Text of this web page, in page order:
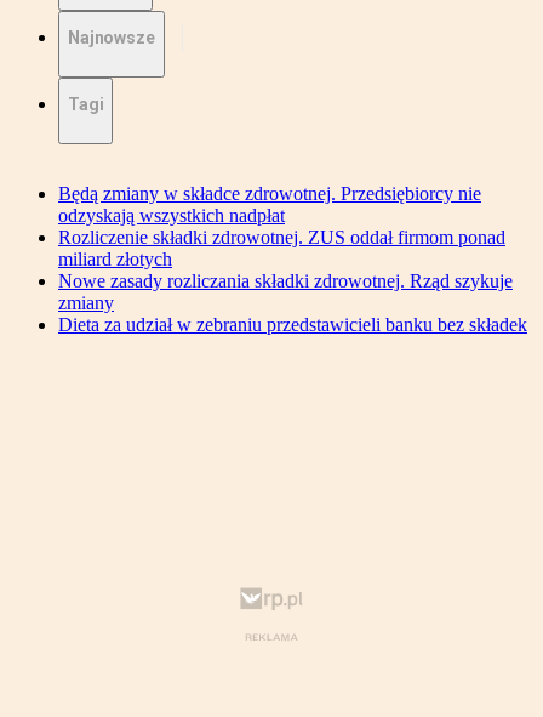
Najnowsze
Tagi
Będą zmiany w składce zdrowotnej. Przedsiębiorcy nie
odzyskają wszystkich nadpłat
Rozliczenie składki zdrowotnej. ZUS oddał firmom ponad
miliard złotych
Nowe zasady rozliczania składki zdrowotnej. Rząd szykuje
zmiany
Dieta za udział w zebraniu przedstawicieli banku bez składek